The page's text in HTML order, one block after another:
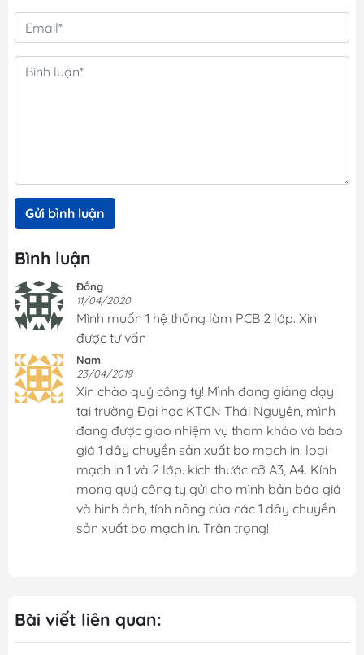
Gửi bình luận
Bình luận
Đồng
11/04/2020
Mình muốn 1 hệ thống làm PCB 2 lớp. Xin
được tư vấn
Nam
23/04/2019
Xin chào quý công ty! Mình đang giảng dạy
tại trường Đại học KTCN Thái Nguyên, mình
đang được giao nhiệm vụ tham khảo và báo
giá 1 dây chuyền sản xuất bo mạch in. loại
mạch in 1 và 2 lớp. kích thước cỡ A3, A4. Kính
mong quý công ty gửi cho mình bản báo giá
và hình ảnh, tính năng của các 1 dây chuyền
sản xuất bo mạch in. Trân trọng!
Bài viết liên quan: